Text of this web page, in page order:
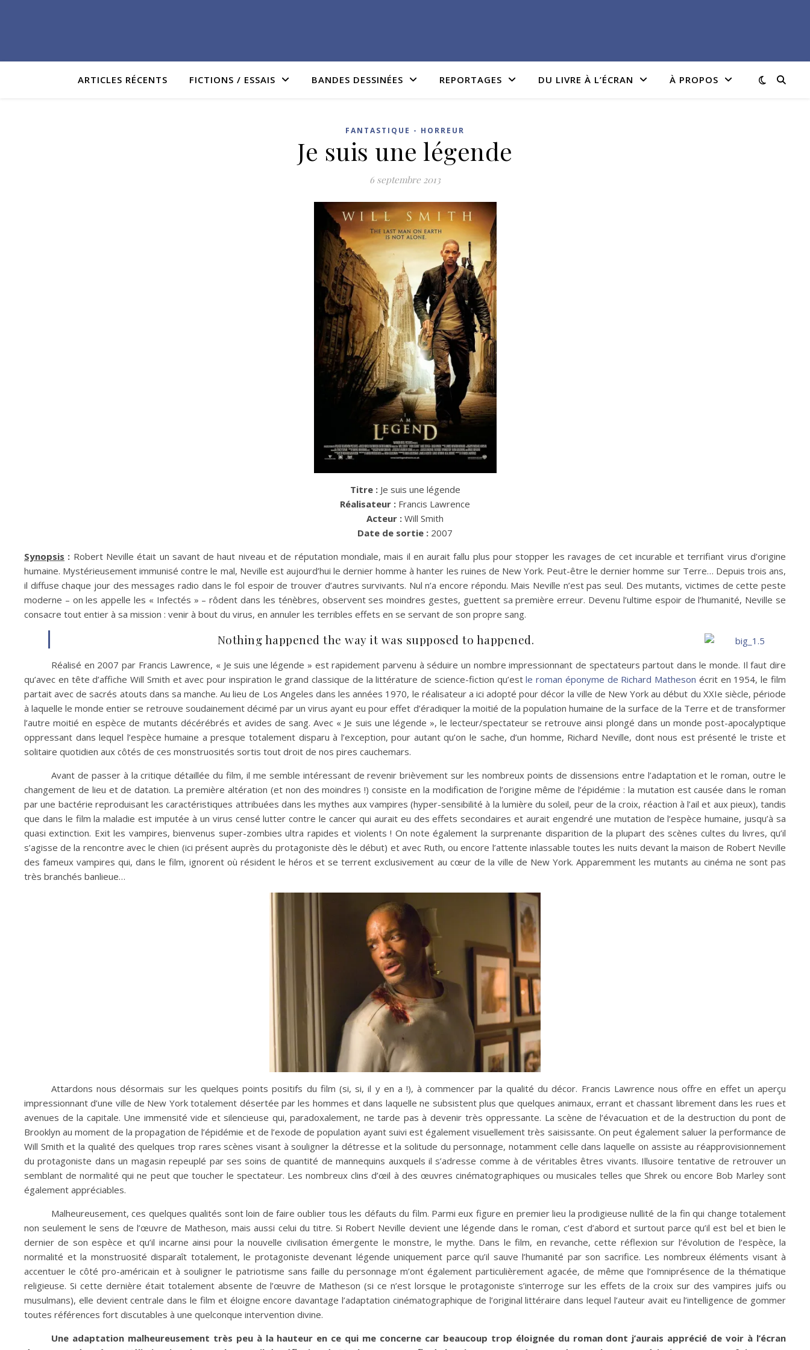
ARTICLES RÉCENTS FICTIONS / ESSAIS BANDES DESSINÉES REPORTAGES DU LIVRE À L’ÉCRAN À PROPOS
FANTASTIQUE - HORREUR
Je suis une légende
6 septembre 2013
Titre : Je suis une légende
Réalisateur : Francis Lawrence
Acteur : Will Smith
Date de sortie : 2007
Synopsis : Robert Neville était un savant de haut niveau et de réputation mondiale, mais il en aurait fallu plus pour stopper les ravages de cet incurable et terrifiant virus d’origine
humaine. Mystérieusement immunisé contre le mal, Neville est aujourd’hui le dernier homme à hanter les ruines de New York. Peut-être le dernier homme sur Terre… Depuis trois ans,
il diffuse chaque jour des messages radio dans le fol espoir de trouver d’autres survivants. Nul n’a encore répondu. Mais Neville n’est pas seul. Des mutants, victimes de cette peste
moderne – on les appelle les « Infectés » – rôdent dans les ténèbres, observent ses moindres gestes, guettent sa première erreur. Devenu l’ultime espoir de l’humanité, Neville se
consacre tout entier à sa mission : venir à bout du virus, en annuler les terribles effets en se servant de son propre sang.
Nothing happened the way it was supposed to happened.
Réalisé en 2007 par Francis Lawrence, « Je suis une légende » est rapidement parvenu à séduire un nombre impressionnant de spectateurs partout dans le monde. Il faut dire
qu’avec en tête d’affiche Will Smith et avec pour inspiration le grand classique de la littérature de science-fiction qu’estle roman éponyme de Richard Matheson écrit en 1954, le film
partait avec de sacrés atouts dans sa manche. Au lieu de Los Angeles dans les années 1970, le réalisateur a ici adopté pour décor la ville de New York au début du XXIe siècle, période
à laquelle le monde entier se retrouve soudainement décimé par un virus ayant eu pour effet d’éradiquer la moitié de la population humaine de la surface de la Terre et de transformer
l’autre moitié en espèce de mutants décérébrés et avides de sang. Avec « Je suis une légende », le lecteur/spectateur se retrouve ainsi plongé dans un monde post-apocalyptique
oppressant dans lequel l’espèce humaine a presque totalement disparu à l’exception, pour autant qu’on le sache, d’un homme, Richard Neville, dont nous est présenté le triste et
solitaire quotidien aux côtés de ces monstruosités sortis tout droit de nos pires cauchemars.
Avant de passer à la critique détaillée du film, il me semble intéressant de revenir brièvement sur les nombreux points de dissensions entre l’adaptation et le roman, outre le
changement de lieu et de datation. La première altération (et non des moindres !) consiste en la modification de l’origine même de l’épidémie : la mutation est causée dans le roman
par une bactérie reproduisant les caractéristiques attribuées dans les mythes aux vampires (hyper-sensibilité à la lumière du soleil, peur de la croix, réaction à l’ail et aux pieux), tandis
que dans le film la maladie est imputée à un virus censé lutter contre le cancer qui aurait eu des effets secondaires et aurait engendré une mutation de l’espèce humaine, jusqu’à sa
quasi extinction. Exit les vampires, bienvenus super-zombies ultra rapides et violents ! On note également la surprenante disparition de la plupart des scènes cultes du livres, qu’il
s’agisse de la rencontre avec le chien (ici présent auprès du protagoniste dès le début) et avec Ruth, ou encore l’attente inlassable toutes les nuits devant la maison de Robert Neville
des fameux vampires qui, dans le film, ignorent où résident le héros et se terrent exclusivement au cœur de la ville de New York. Apparemment les mutants au cinéma ne sont pas
très branchés banlieue…
Attardons nous désormais sur les quelques points positifs du film (si, si, il y en a !), à commencer par la qualité du décor. Francis Lawrence nous offre en effet un aperçu
impressionnant d’une ville de New York totalement désertée par les hommes et dans laquelle ne subsistent plus que quelques animaux, errant et chassant librement dans les rues et
avenues de la capitale. Une immensité vide et silencieuse qui, paradoxalement, ne tarde pas à devenir très oppressante. La scène de l’évacuation et de la destruction du pont de
Brooklyn au moment de la propagation de l’épidémie et de l’exode de population ayant suivi est également visuellement très saisissante. On peut également saluer la performance de
Will Smith et la qualité des quelques trop rares scènes visant à souligner la détresse et la solitude du personnage, notamment celle dans laquelle on assiste au réapprovisionnement
du protagoniste dans un magasin repeuplé par ses soins de quantité de mannequins auxquels il s’adresse comme à de véritables êtres vivants. Illusoire tentative de retrouver un
semblant de normalité qui ne peut que toucher le spectateur. Les nombreux clins d’œil à des œuvres cinématographiques ou musicales telles que Shrek ou encore Bob Marley sont
également appréciables.
Malheureusement, ces quelques qualités sont loin de faire oublier tous les défauts du film. Parmi eux figure en premier lieu la prodigieuse nullité de la fin qui change totalement
non seulement le sens de l’œuvre de Matheson, mais aussi celui du titre. Si Robert Neville devient une légende dans le roman, c’est d’abord et surtout parce qu’il est bel et bien le
dernier de son espèce et qu’il incarne ainsi pour la nouvelle civilisation émergente le monstre, le mythe. Dans le film, en revanche, cette réflexion sur l’évolution de l’espèce, la
normalité et la monstruosité disparaît totalement, le protagoniste devenant légende uniquement parce qu’il sauve l’humanité par son sacrifice. Les nombreux éléments visant à
accentuer le côté pro-américain et à souligner le patriotisme sans faille du personnage m’ont également particulièrement agacée, de même que l’omniprésence de la thématique
religieuse. Si cette dernière était totalement absente de l’œuvre de Matheson (si ce n’est lorsque le protagoniste s’interroge sur les effets de la croix sur des vampires juifs ou
musulmans), elle devient centrale dans le film et éloigne encore davantage l’adaptation cinématographique de l’original littéraire dans lequel l’auteur avait eu l’intelligence de gommer
toutes références fort discutables à une quelconque intervention divine.
Une adaptation malheureusement très peu à la hauteur en ce qui me concerne car beaucoup trop éloignée du roman dont j’aurais apprécié de voir à l’écran